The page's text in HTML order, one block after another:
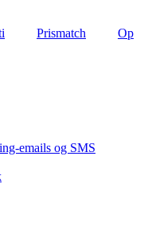
Prismatch
Op
emails og SMS